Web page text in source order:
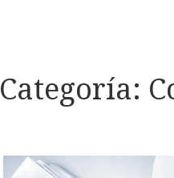
Categoría: